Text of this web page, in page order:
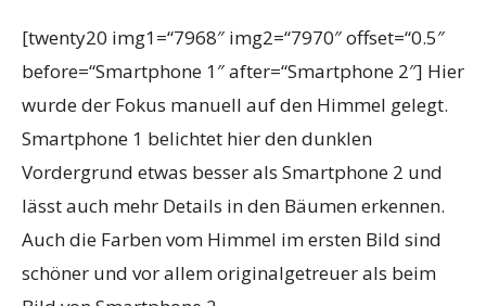
[twenty20 img1=“7968″ img2=“7970″ offset=“0.5″
before=“Smartphone 1″ after=“Smartphone 2″] Hier
wurde der Fokus manuell auf den Himmel gelegt.
Smartphone 1 belichtet hier den dunklen
Vordergrund etwas besser als Smartphone 2 und
lässt auch mehr Details in den Bäumen erkennen.
Auch die Farben vom Himmel im ersten Bild sind
schöner und vor allem originalgetreuer als beim